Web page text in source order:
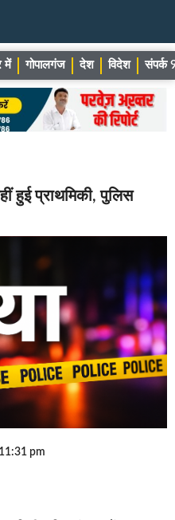
में गोपालगंज देश विदेश संपर्क
हुई प्राथमिकी, पुलिस
11:31 pm